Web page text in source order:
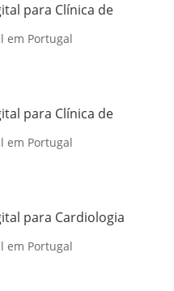
para Clínica de
em Portugal
para Clínica de
em Portugal
para Cardiologia
em Portugal